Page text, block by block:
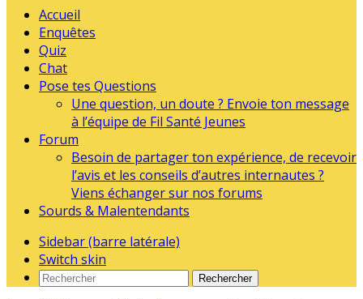
Accueil
Enquêtes
Quiz
Chat
Pose tes Questions
Une question, un doute ? Envoie ton message
à l’équipe de Fil Santé Jeunes
Forum
Besoin de partager ton expérience, de recevoir
l’avis et les conseils d’autres internautes ?
Viens échanger sur nos forums
Sourds & Malentendants
Sidebar (barre latérale)
Switch skin
Rechercher